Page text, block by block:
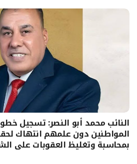
النائب محمد أبو النصر: تسجيل
المواطنين دون علمهم انتهاك
بمحاسبة وتغليظ العقوبات على